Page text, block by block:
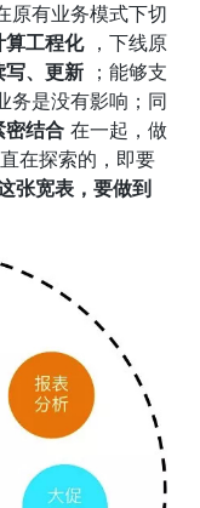
原有业务模式下切
算工程化 ，下线原
写、更新 ；能够支
务是没有影响；同
密结合 在一起，做
在探索的，即要
张宽表，要做到